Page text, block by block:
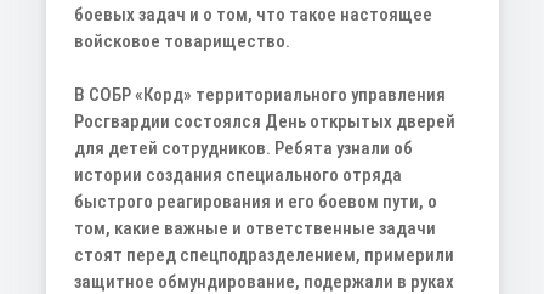
боевых задач и о том, что такое настоящее
войсковое товарищество.
В СОБР «Корд» территориального управления
Росгвардии состоялся День открытых дверей
для детей сотрудников. Ребята узнали об
истории создания специального отряда
быстрого реагирования и его боевом пути, о
том, какие важные и ответственные задачи
стоят перед спецподразделением, примерили
защитное обмундирование, подержали в руках